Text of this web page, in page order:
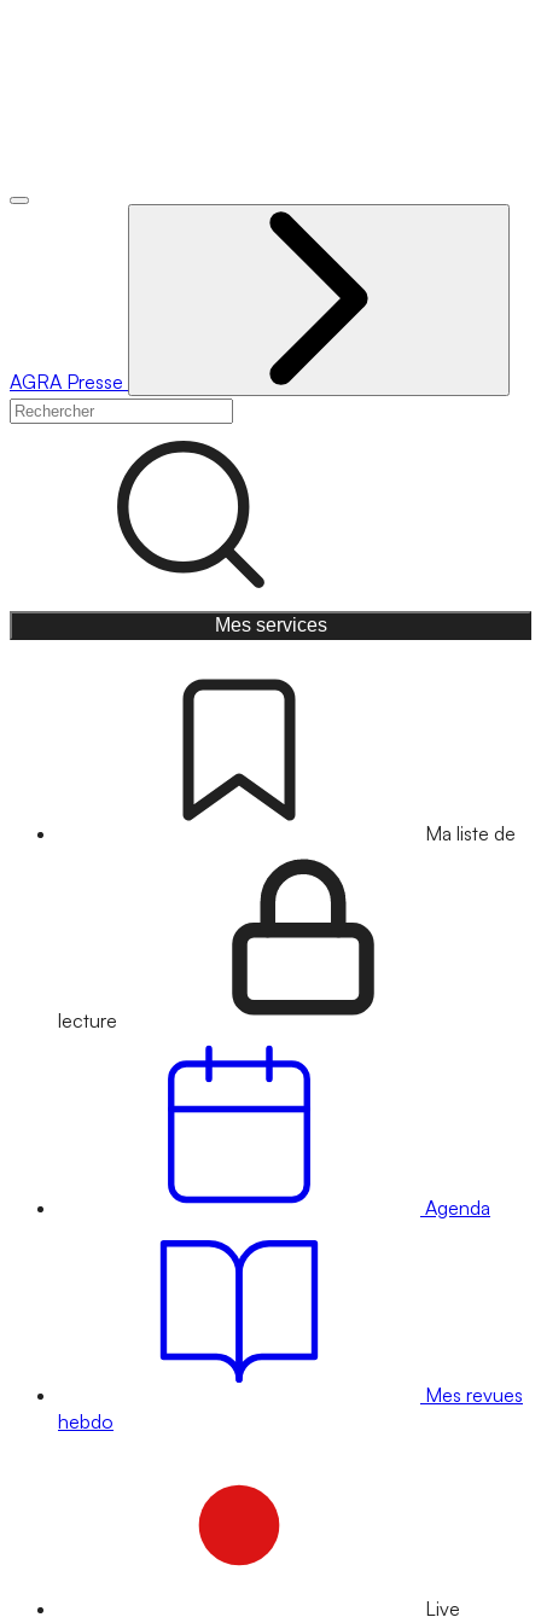
AGRA Presse
Mes services
Ma liste de
lecture
Agenda
Mes revues
hebdo
Live